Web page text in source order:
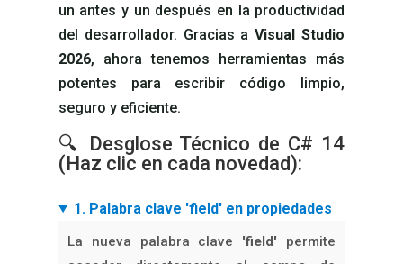
un antes y un después en la productividad
del desarrollador. Gracias aVisual Studio
2026, ahora tenemos herramientas más
potentes para escribir código limpio,
seguro y eficiente.
🔍 Desglose Técnico de C# 14
(Haz clic en cada novedad):
1. Palabra clave 'field' en propiedades
La nueva palabra clave 'field' permite